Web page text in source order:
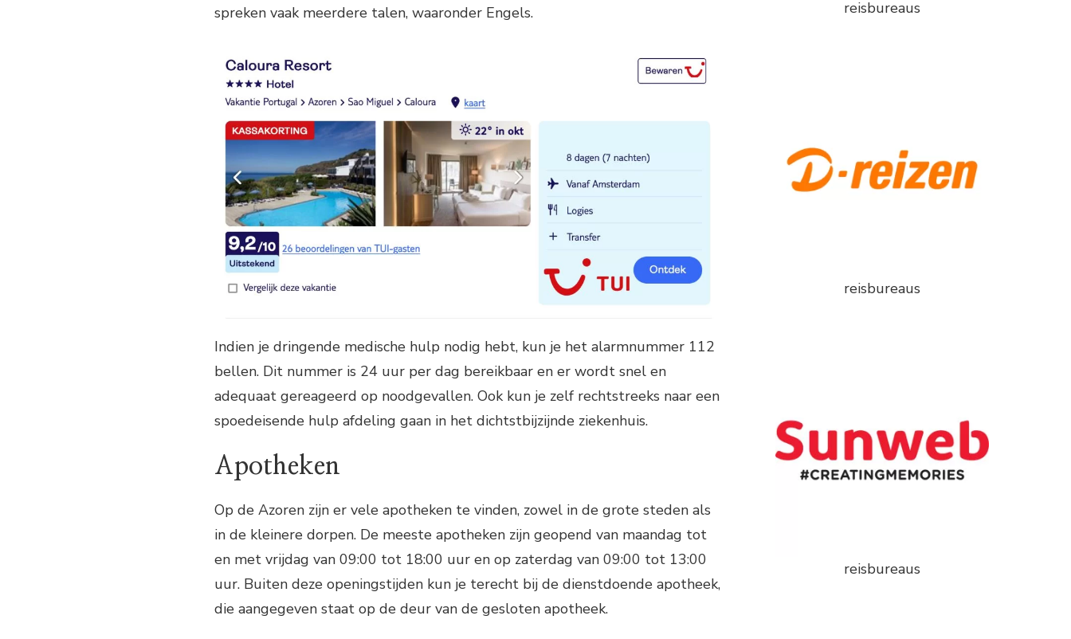
spreken vaak meerdere talen, waaronder Engels.
Indien je dringende medische hulp nodig hebt, kun je het alarmnummer 112
bellen. Dit nummer is 24 uur per dag bereikbaar en er wordt snel en
adequaat gereageerd op noodgevallen. Ook kun je zelf rechtstreeks naar een
spoedeisende hulp afdeling gaan in het dichtstbijzijnde ziekenhuis.
Apotheken
Op de Azoren zijn er vele apotheken te vinden, zowel in de grote steden als
in de kleinere dorpen. De meeste apotheken zijn geopend van maandag tot
en met vrijdag van 09:00 tot 18:00 uur en op zaterdag van 09:00 tot 13:00
uur. Buiten deze openingstijden kun je terecht bij de dienstdoende apotheek,
die aangegeven staat op de deur van de gesloten apotheek.
reisbureaus
reisbureaus
reisbureaus